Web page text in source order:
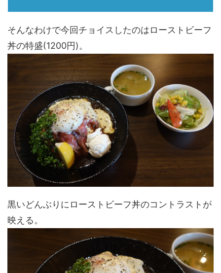
そんなわけで今回チョイスしたのはローストビーフ
丼の特盛(1200円)。
黒いどんぶりにローストビーフ丼のコントラストが
映える。